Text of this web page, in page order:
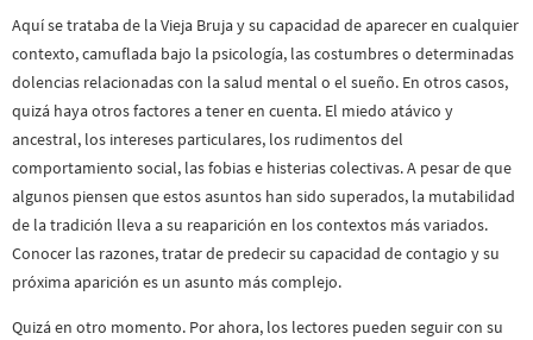
Aquí se trataba de la Vieja Bruja y su capacidad de aparecer en cualquier
contexto, camuflada bajo la psicología, las costumbres o determinadas
dolencias relacionadas con la salud mental o el sueño. En otros casos,
quizá haya otros factores a tener en cuenta. El miedo atávico y
ancestral, los intereses particulares, los rudimentos del
comportamiento social, las fobias e histerias colectivas. A pesar de que
algunos piensen que estos asuntos han sido superados, la mutabilidad
de la tradición lleva a su reaparición en los contextos más variados.
Conocer las razones, tratar de predecir su capacidad de contagio y su
próxima aparición es un asunto más complejo.
Quizá en otro momento. Por ahora, los lectores pueden seguir con su